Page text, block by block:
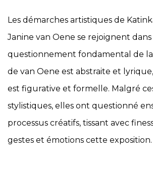
Les démarches artistiques de
Janine van Oene se rejoignent
questionnement fondamental de
de van Oene est abstraite et
est figurative et formelle. Malgré
stylistiques, elles ont questionné
processus créatifs, tissant avec
gestes et émotions cette exposition.